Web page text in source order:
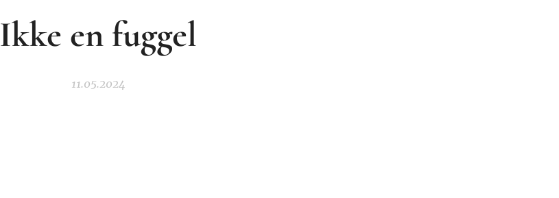
Ikke en fuggel
11.05.2024